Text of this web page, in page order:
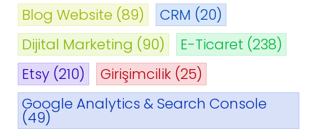
Blog Website (89) CRM (20)
Dijital Marketing (90) E-Ticaret (238)
Etsy (210) Girişimcilik (25)
Google Analytics & Search Console
(49)